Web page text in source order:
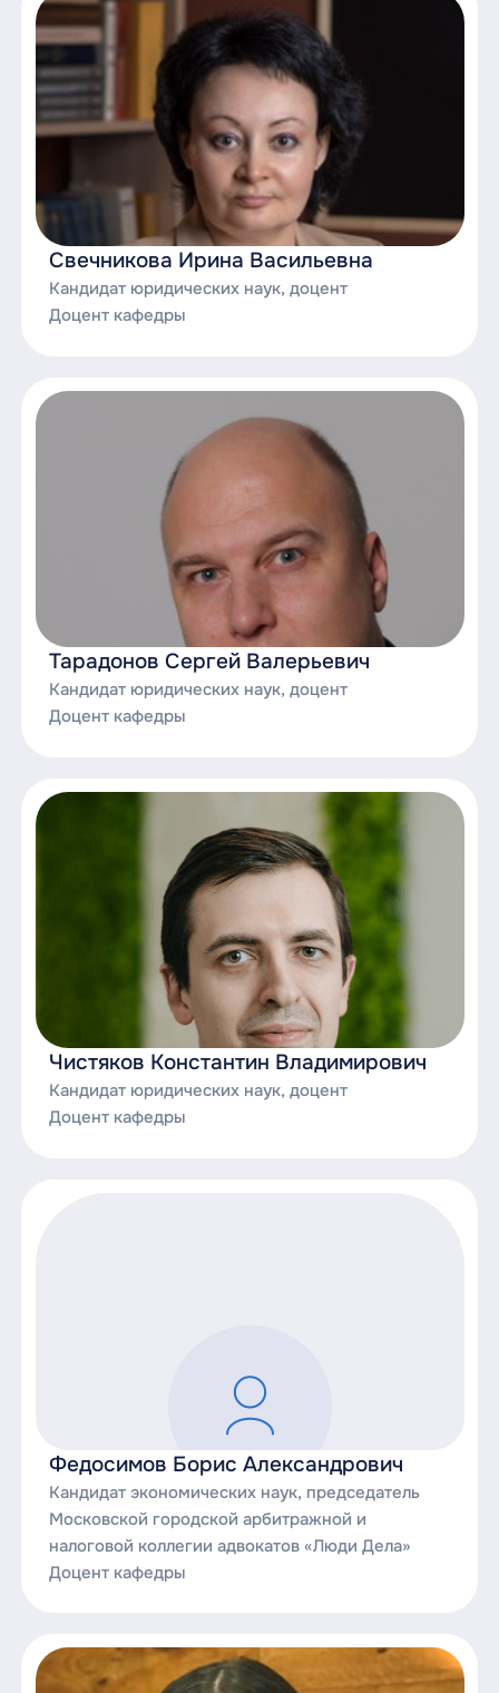
Свечникова Ирина Васильевна
Кандидат юридических наук, доцент
Доцент кафедры
Тарадонов Сергей Валерьевич
Кандидат юридических наук, доцент
Доцент кафедры
Чистяков Константин Владимирович
Кандидат юридических наук, доцент
Доцент кафедры
Федосимов Борис Александрович
Кандидат экономических наук, председатель
Московской городской арбитражной и
налоговой коллегии адвокатов «Люди Дела»
Доцент кафедры